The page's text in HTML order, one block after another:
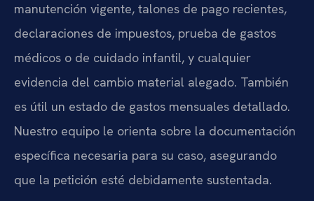
manutención vigente, talones de pago recientes,
declaraciones de impuestos, prueba de gastos
médicos o de cuidado infantil, y cualquier
evidencia del cambio material alegado. También
es útil un estado de gastos mensuales detallado.
Nuestro equipo le orienta sobre la documentación
específica necesaria para su caso, asegurando
que la petición esté debidamente sustentada.